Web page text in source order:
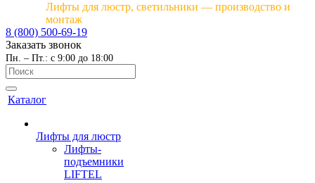
Лифты для люстр, светильники — производство и
монтаж
8 (800) 500-69-19
Заказать звонок
Пн. – Пт.: с 9:00 до 18:00
Каталог
Лифты для люстр
Лифты-
подъемники
LIFTEL